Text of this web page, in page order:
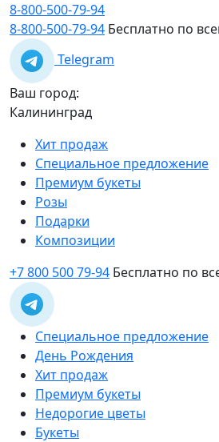
8-800-500-79-94
8-800-500-79-94 Бесплатно по
Telegram
Ваш город:
Калининград
Хит продаж
Специальное предложение
Премиум букеты
Розы
Подарки
Композиции
+7 800 500 79-94 Бесплатно по
Специальное предложение
День Рождения
Хит продаж
Премиум букеты
Недорогие цветы
Букеты